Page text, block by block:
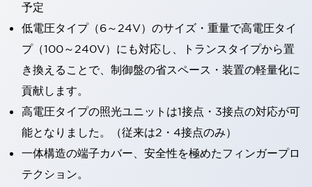
予定
低電圧タイプ（6～24V）のサイズ・重量で高電圧タイ
プ（100～240V）にも対応し、トランスタイプから置
き換えることで、制御盤の省スペース・装置の軽量化に
貢献します。
高電圧タイプの照光ユニットは1接点・3接点の対応が可
能となりました。（従来は2・4接点のみ）
一体構造の端子カバー、安全性を極めたフィンガープロ
テクション。